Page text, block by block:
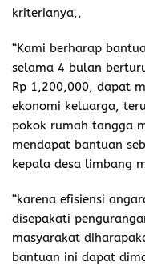
kriterianya,,
“Kami berharap
selama 4 bulan
Rp 1,200,000, dapat
ekonomi keluarga,
pokok rumah tangga
mendapat bantuan
kepala desa limbang
“karena efisiensi
disepakati
masyarakat
bantuan ini dapat